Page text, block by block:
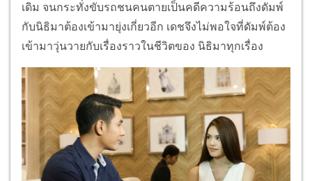
เดิม จนกระทั่งขับรถชนคนตายเป็นคดีความร้อนถึงดัมพ์
กับนิธิมาต้องเข้ามายุ่งเกี่ยวอีก เดชจึงไม่พอใจที่ดัมพ์ต้อง
เข้ามาวุ่นวายกับเรื่องราวในชีวิตของ นิธิมาทุกเรื่อง